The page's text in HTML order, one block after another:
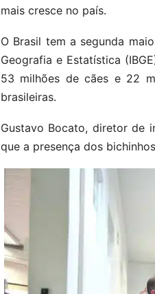
mais cresce no país.
O Brasil tem a segunda
Geografia e Estatística
53 milhões de cães e 22
brasileiras.
Gustavo Bocato, diretor de
que a presença dos